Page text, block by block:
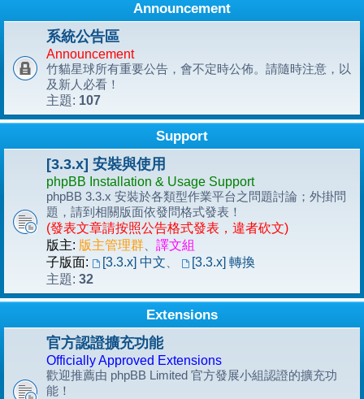
Announcement
系統公告區
Announcement
竹貓星球所有重要公告，會不定時公佈。請隨時注意，以
及新人必看！
主題: 107
Support
[3.3.x] 安裝與使用
phpBB Installation & Usage Support
phpBB 3.3.x 安裝於各類型作業平台之問題討論；外掛問
題，請到相關版面依發問格式發表！
(發表文章請按照公告格式發表，違者砍文)
版主: 版主管理群
譯文組
子版面:
[3.3.x] 中文
[3.3.x] 轉換
主題: 32
Extensions
官方認證擴充功能
Officially Approved Extensions
歡迎推薦由 phpBB Limited 官方發展小組認證的擴充功
能！